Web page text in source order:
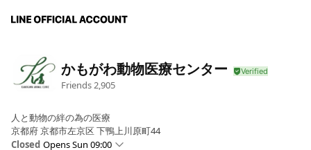
かもがわ動物医療センター
Friends 2,905
人と動物の絆の為の医療
京都府 京都市左京区 下鴨上川原町44
Closed Opens Sun 09:00